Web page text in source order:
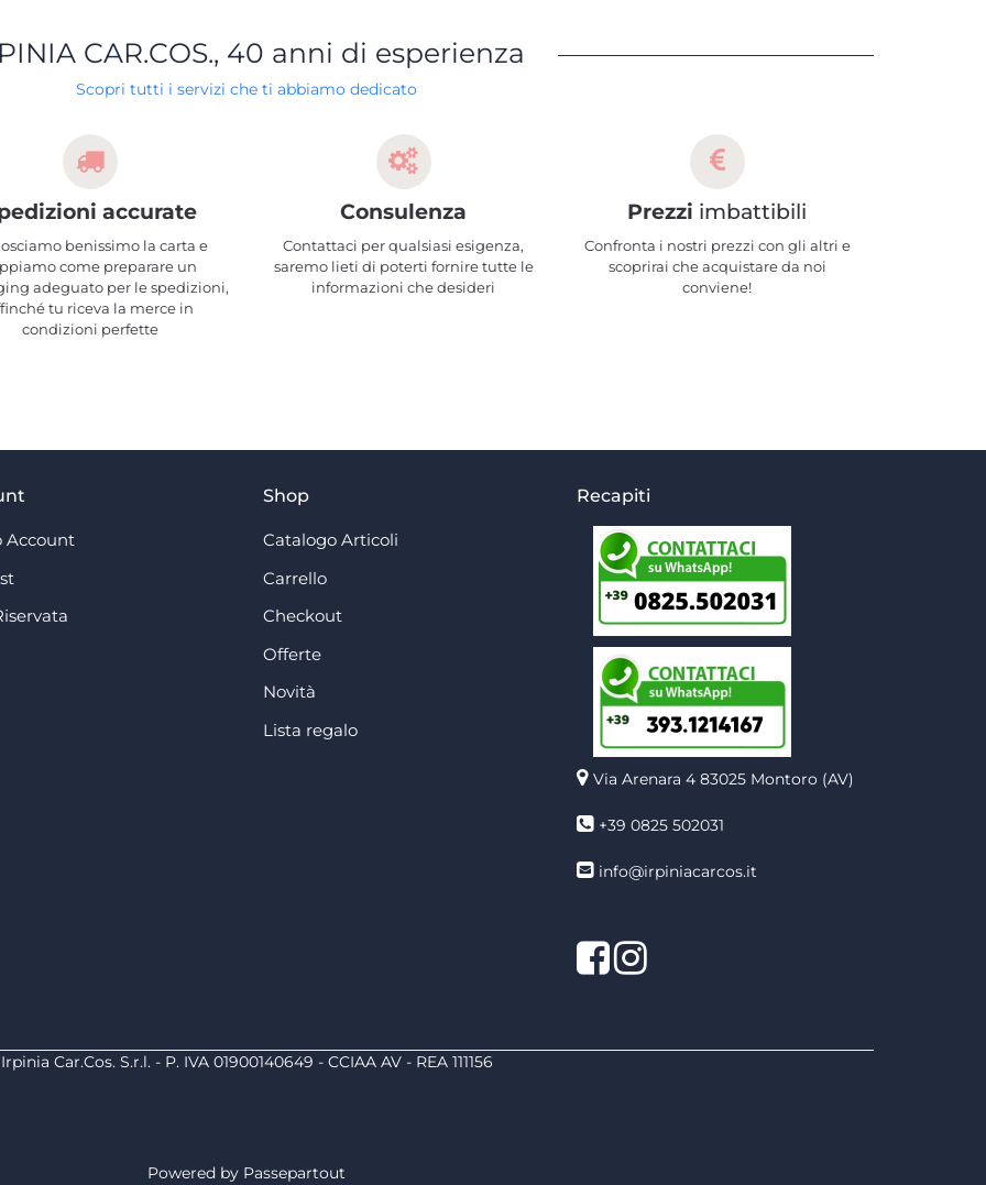
CAR.COS., 40 anni di esperienza
Scopri tutti i servizi che ti abbiamo dedicato
accurate
benissimo la carta e
come preparare un
adeguato per le spedizioni,
tu riceva la merce in
condizioni perfette
Consulenza
Contattaci per qualsiasi esigenza,
saremo lieti di poterti fornire tutte le
informazioni che desideri
Prezzi imbattibili
Confronta i nostri prezzi con gli altri e
scoprirai che acquistare da noi
conviene!
Account
Shop
Catalogo Articoli
Carrello
Checkout
Offerte
Novità
Lista regalo
Recapiti
Via Arenara 4 83025 Montoro (AV)
+39 0825 502031
info@irpiniacarcos.it
FacebookInstagram
Irpinia Car.Cos. S.r.l. - P. IVA 01900140649 - CCIAA AV - REA 111156
Powered by Passepartout